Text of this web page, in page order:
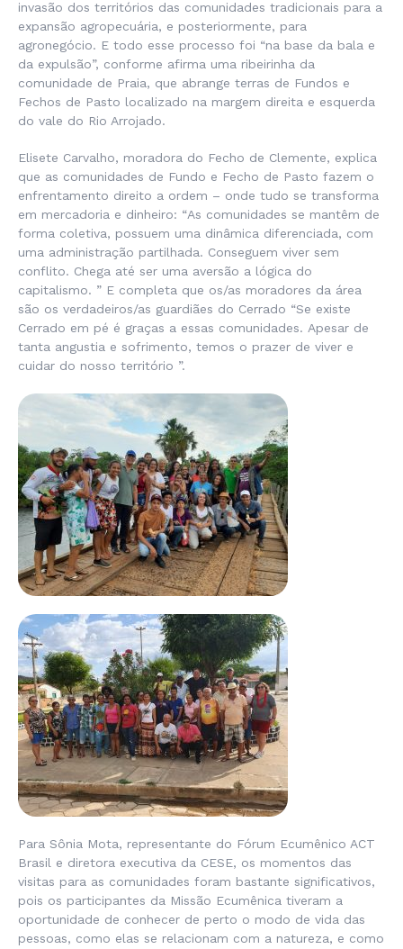
invasão dos territórios das comunidades tradicionais para a
expansão agropecuária, e posteriormente, para
agronegócio. E todo esse processo foi “na base da bala e
da expulsão”, conforme afirma uma ribeirinha da
comunidade de Praia, que abrange terras de Fundos e
Fechos de Pasto localizado na margem direita e esquerda
do vale do Rio Arrojado.
Elisete Carvalho, moradora do Fecho de Clemente, explica
que as comunidades de Fundo e Fecho de Pasto fazem o
enfrentamento direito a ordem – onde tudo se transforma
em mercadoria e dinheiro: “As comunidades se mantêm de
forma coletiva, possuem uma dinâmica diferenciada, com
uma administração partilhada. Conseguem viver sem
conflito. Chega até ser uma aversão a lógica do
capitalismo. ” E completa que os/as moradores da área
são os verdadeiros/as guardiães do Cerrado “Se existe
Cerrado em pé é graças a essas comunidades. Apesar de
tanta angustia e sofrimento, temos o prazer de viver e
cuidar do nosso território ”.
Para Sônia Mota, representante do Fórum Ecumênico ACT
Brasil e diretora executiva da CESE, os momentos das
visitas para as comunidades foram bastante significativos,
pois os participantes da Missão Ecumênica tiveram a
oportunidade de conhecer de perto o modo de vida das
pessoas, como elas se relacionam com a natureza, e como